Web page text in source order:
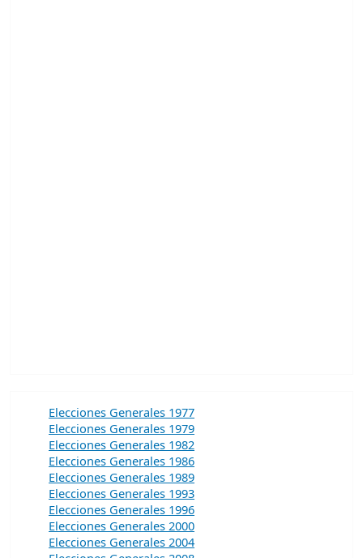
Elecciones Generales 1977
Elecciones Generales 1979
Elecciones Generales 1982
Elecciones Generales 1986
Elecciones Generales 1989
Elecciones Generales 1993
Elecciones Generales 1996
Elecciones Generales 2000
Elecciones Generales 2004